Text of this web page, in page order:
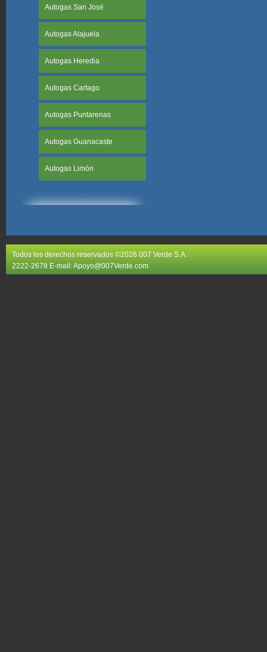
Autogas San José
Autogas Alajuela
Autogas Heredia
Autogas Cartago
Autogas Puntarenas
Autogas Guanacaste
Autogas Limón
Todos los derechos reservados ©2026 007 Verde S.A.
2222-2678 E-mail:Apoyo@007Verde.com